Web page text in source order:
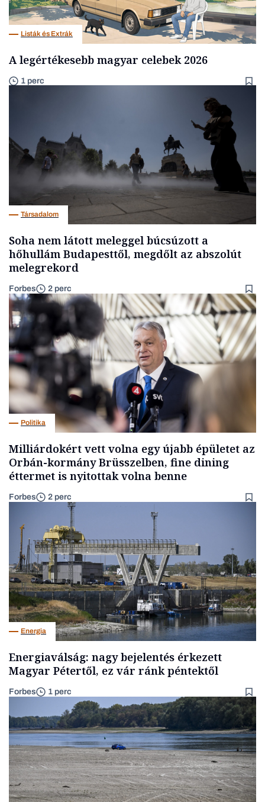
Listák és Extrák
A legértékesebb magyar celebek 2026
1 perc
Társadalom
Soha nem látott meleggel búcsúzott a
hőhullám Budapesttől, megdőlt az abszolút
melegrekord
Forbes 2 perc
Politika
Milliárdokért vett volna egy újabb épületet az
Orbán-kormány Brüsszelben, fine dining
éttermet is nyitottak volna benne
Forbes 2 perc
Energia
Energiaválság: nagy bejelentés érkezett
Magyar Pétertől, ez vár ránk péntektől
Forbes 1 perc